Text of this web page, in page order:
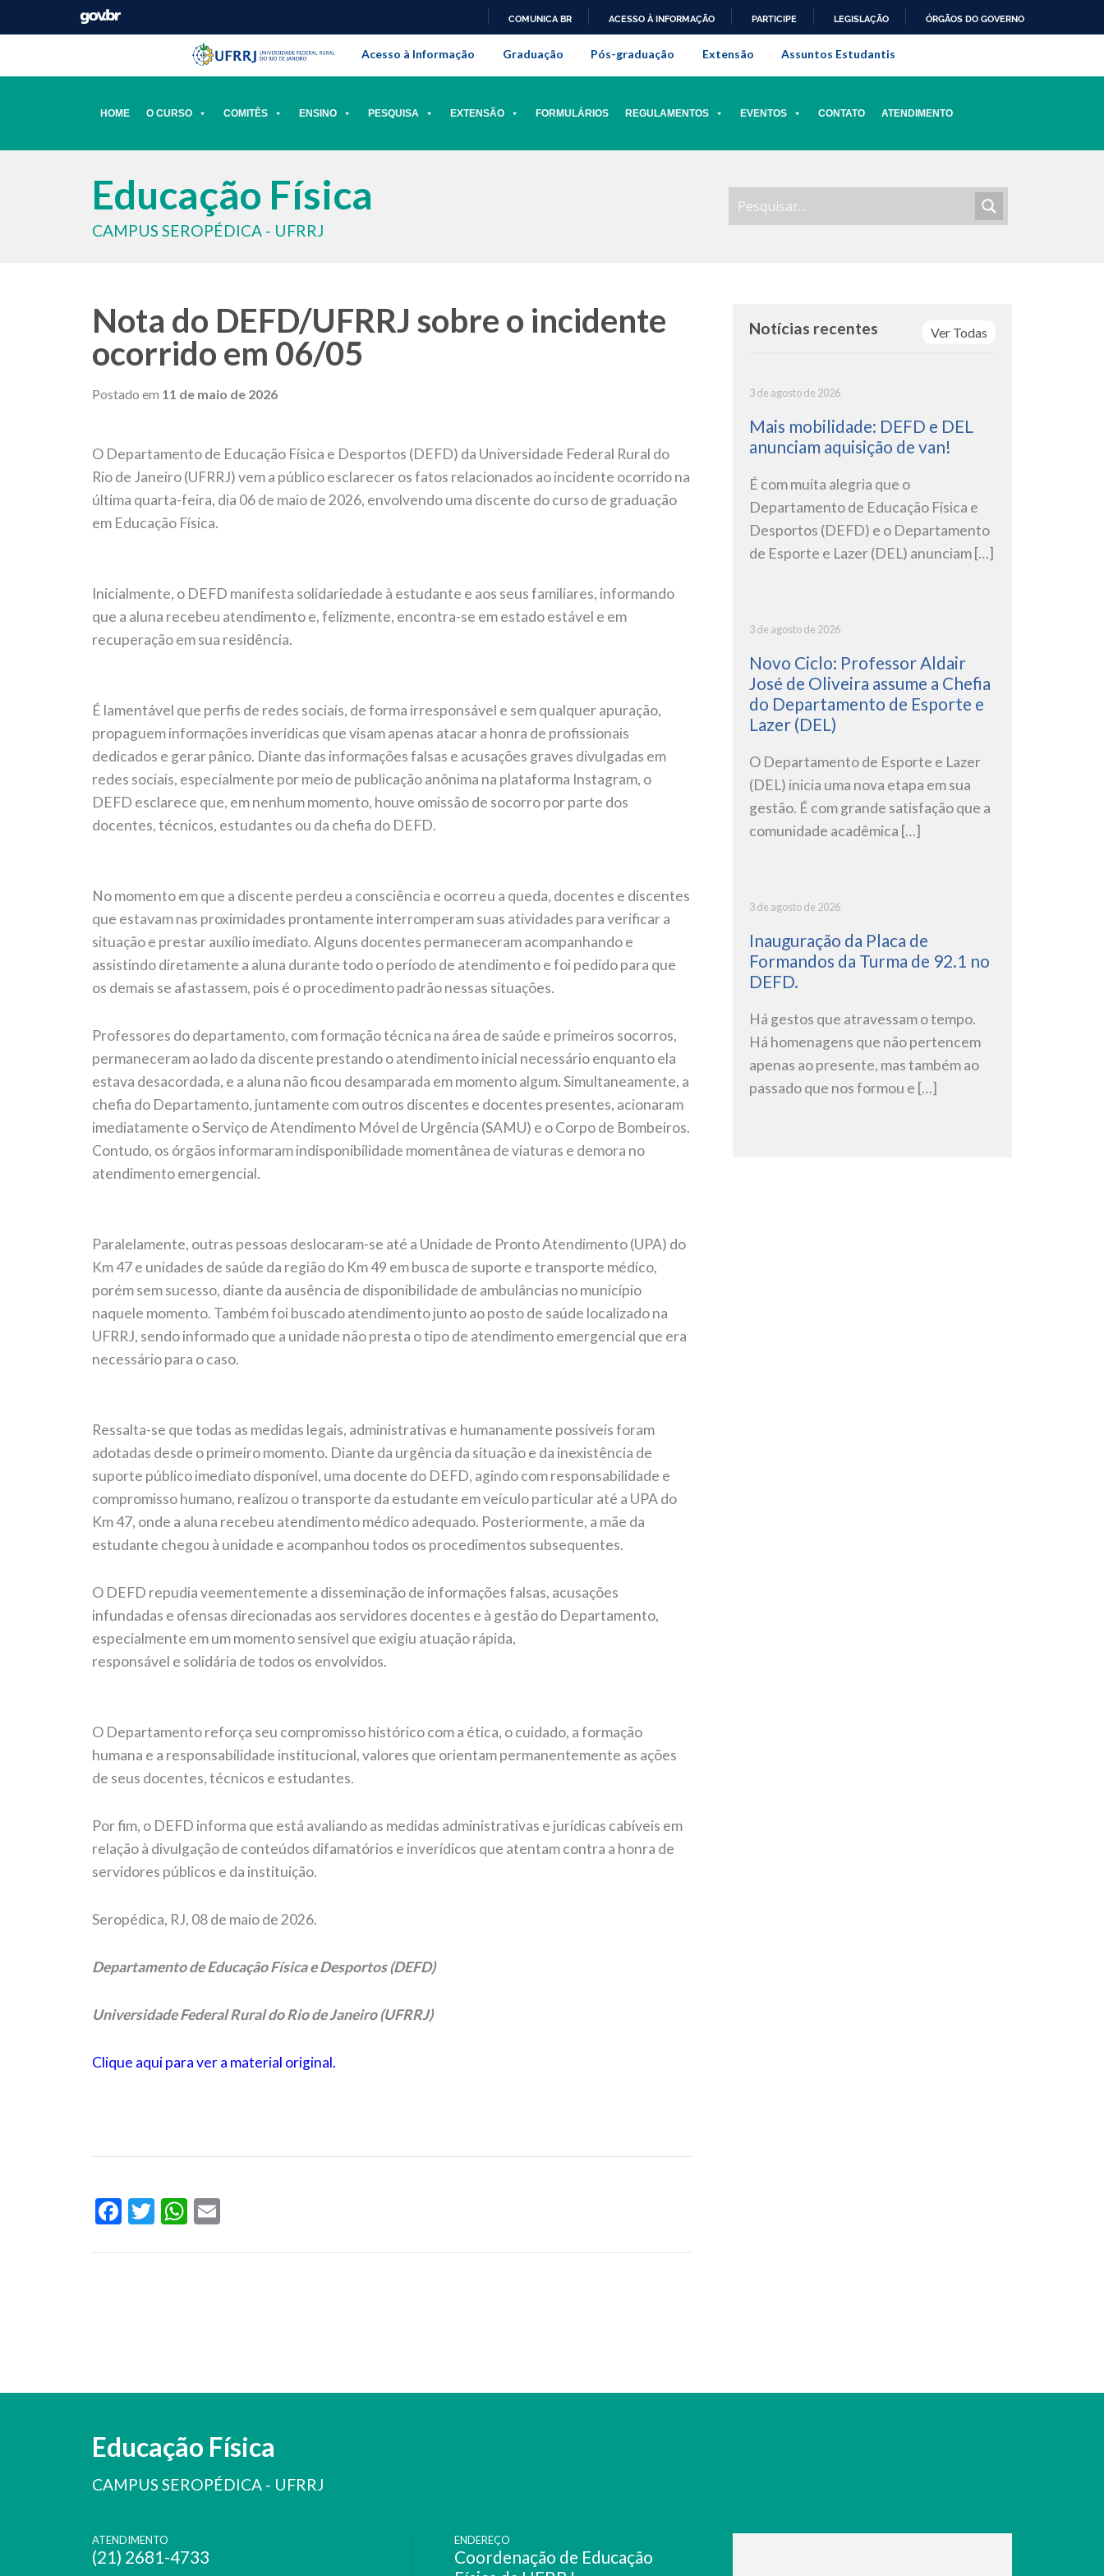
PARA
O
COMUNICA BR ACESSO À INFORMAÇÃO PARTICIPE LEGISLAÇÃO ÓRGÃOS DO GOVERNO
Pular barra institucional
Barra institucional da Universidade Federal Rural do Rio de Janeiro
Acesso à Informação Graduação Pós-graduação Extensão Assuntos Estudantis
HOME O CURSO COMITÊS ENSINO PESQUISA EXTENSÃO FORMULÁRIOS REGULAMENTOS EVENTOS CONTATO ATENDIMENTO
Educação Física
CAMPUS SEROPÉDICA - UFRRJ
Nota do DEFD/UFRRJ sobre o incidente
ocorrido em 06/05
Postado em 11 de maio de 2026
O Departamento de Educação Física e Desportos (DEFD) da Universidade Federal Rural do
Rio de Janeiro (UFRRJ) vem a público esclarecer os fatos relacionados ao incidente ocorrido na
última quarta-feira, dia 06 de maio de 2026, envolvendo uma discente do curso de graduação
em Educação Física.
Inicialmente, o DEFD manifesta solidariedade à estudante e aos seus familiares, informando
que a aluna recebeu atendimento e, felizmente, encontra-se em estado estável e em
recuperação em sua residência.
É lamentável que perfis de redes sociais, de forma irresponsável e sem qualquer apuração,
propaguem informações inverídicas que visam apenas atacar a honra de profissionais
dedicados e gerar pânico. Diante das informações falsas e acusações graves divulgadas em
redes sociais, especialmente por meio de publicação anônima na plataforma Instagram, o
DEFD esclarece que, em nenhum momento, houve omissão de socorro por parte dos
docentes, técnicos, estudantes ou da chefia do DEFD.
No momento em que a discente perdeu a consciência e ocorreu a queda, docentes e discentes
que estavam nas proximidades prontamente interromperam suas atividades para verificar a
situação e prestar auxílio imediato. Alguns docentes permaneceram acompanhando e
assistindo diretamente a aluna durante todo o período de atendimento e foi pedido para que
os demais se afastassem, pois é o procedimento padrão nessas situações.
Professores do departamento, com formação técnica na área de saúde e primeiros socorros,
permaneceram ao lado da discente prestando o atendimento inicial necessário enquanto ela
estava desacordada, e a aluna não ficou desamparada em momento algum. Simultaneamente, a
chefia do Departamento, juntamente com outros discentes e docentes presentes, acionaram
imediatamente o Serviço de Atendimento Móvel de Urgência (SAMU) e o Corpo de Bombeiros.
Contudo, os órgãos informaram indisponibilidade momentânea de viaturas e demora no
atendimento emergencial.
Paralelamente, outras pessoas deslocaram-se até a Unidade de Pronto Atendimento (UPA) do
Km 47 e unidades de saúde da região do Km 49 em busca de suporte e transporte médico,
porém sem sucesso, diante da ausência de disponibilidade de ambulâncias no município
naquele momento. Também foi buscado atendimento junto ao posto de saúde localizado na
UFRRJ, sendo informado que a unidade não presta o tipo de atendimento emergencial que era
necessário para o caso.
Ressalta-se que todas as medidas legais, administrativas e humanamente possíveis foram
adotadas desde o primeiro momento. Diante da urgência da situação e da inexistência de
suporte público imediato disponível, uma docente do DEFD, agindo com responsabilidade e
compromisso humano, realizou o transporte da estudante em veículo particular até a UPA do
Km 47, onde a aluna recebeu atendimento médico adequado. Posteriormente, a mãe da
estudante chegou à unidade e acompanhou todos os procedimentos subsequentes.
O DEFD repudia veementemente a disseminação de informações falsas, acusações
infundadas e ofensas direcionadas aos servidores docentes e à gestão do Departamento,
especialmente em um momento sensível que exigiu atuação rápida,
responsável e solidária de todos os envolvidos.
O Departamento reforça seu compromisso histórico com a ética, o cuidado, a formação
humana e a responsabilidade institucional, valores que orientam permanentemente as ações
de seus docentes, técnicos e estudantes.
Por fim, o DEFD informa que está avaliando as medidas administrativas e jurídicas cabíveis em
relação à divulgação de conteúdos difamatórios e inverídicos que atentam contra a honra de
servidores públicos e da instituição.
Seropédica, RJ, 08 de maio de 2026.
Departamento de Educação Física e Desportos (DEFD)
Universidade Federal Rural do Rio de Janeiro (UFRRJ)
Clique aqui para ver a material original.
Facebook
TwitterWhatsApp
Ver Todas
Notícias recentes
3 de agosto de 2026
Mais mobilidade: DEFD e DEL
anunciam aquisição de van!
É com muita alegria que o
Departamento de Educação Física e
Desportos (DEFD) e o Departamento
de Esporte e Lazer (DEL) anunciam […]
3 de agosto de 2026
Novo Ciclo: Professor Aldair
José de Oliveira assume a Chefia
do Departamento de Esporte e
Lazer (DEL)
O Departamento de Esporte e Lazer
(DEL) inicia uma nova etapa em sua
gestão. É com grande satisfação que a
comunidade acadêmica […]
3 de agosto de 2026
Inauguração da Placa de
Formandos da Turma de 92.1 no
DEFD.
Há gestos que atravessam o tempo.
Há homenagens que não pertencem
apenas ao presente, mas também ao
passado que nos formou e […]
Educação Física
CAMPUS SEROPÉDICA - UFRRJ
ATENDIMENTO
(21) 2681-4733
ENDEREÇO
Coordenação de Educação